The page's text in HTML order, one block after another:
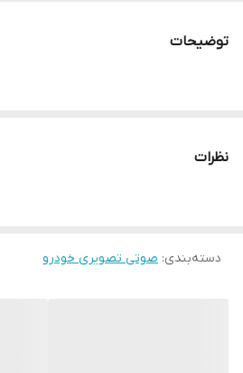
توضیحات
نظرات
دسته‌بندی: صوتی تصویری خودرو